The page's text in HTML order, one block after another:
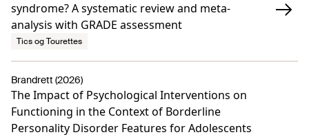
syndrome? A systematic review and meta-
analysis with GRADE assessment
Tics og Tourettes
The Impact of Psychological Interventions on
Functioning in the Context of Borderline
Personality Disorder Features for Adolescents
Brandrett (2026)